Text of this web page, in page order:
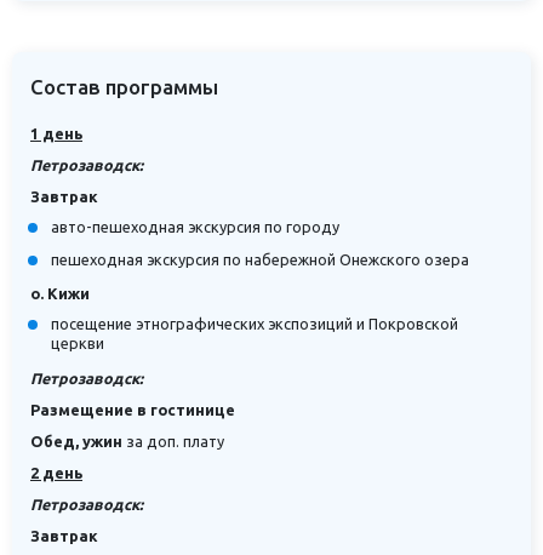
Состав программы
1 день
Петрозаводск:
Завтрак
авто-пешеходная экскурсия по городу
пешеходная экскурсия по набережной Онежского озера
о. Кижи
посещение этнографических экспозиций и Покровской
церкви
Петрозаводск:
Размещение в гостинице
Обед, ужин за доп. плату
2 день
Петрозаводск:
Завтрак